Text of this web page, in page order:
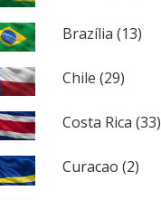
Brazília (13)
Chile (29)
Costa Rica (33)
Curacao (2)